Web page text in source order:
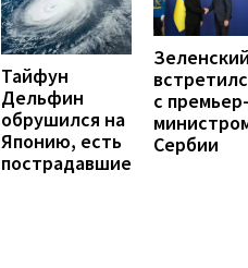
Тайфун
Дельфин
обрушился на
Японию, есть
пострадавшие
с премьер-
Сербии